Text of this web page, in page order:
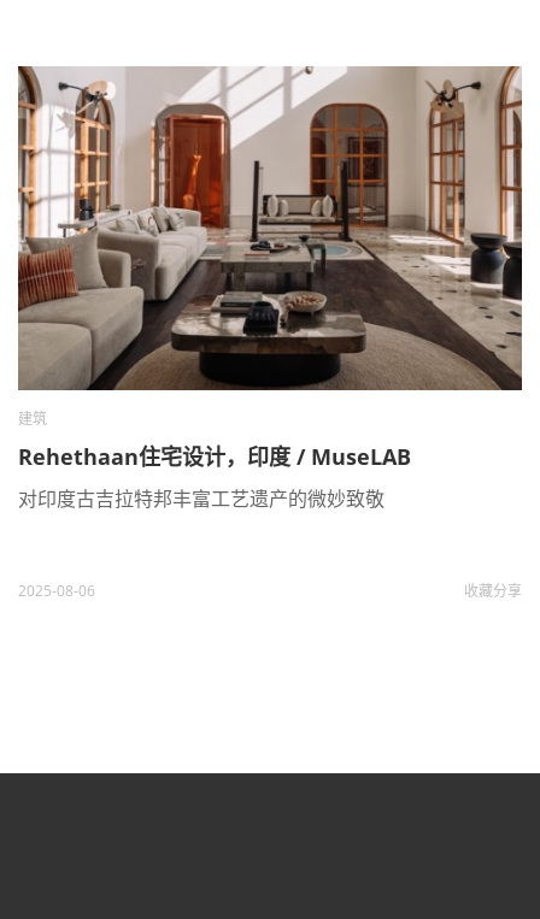
建筑
Rehethaan住宅设计，印度 / MuseLAB
对印度古吉拉特邦丰富工艺遗产的微妙致敬
2025-08-06 收藏分享